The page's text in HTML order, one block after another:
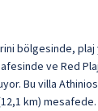
bölgesinde, plaj
ve Red
Bu villa
km) mesafede.